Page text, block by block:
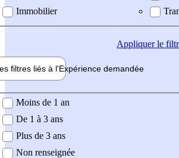
Immobilier
Appliquerle
filtres liés à l'Expérience demandée
demandée
Moins de 1 an
De 1 à 3 ans
Plus de 3 ans
Non renseignée